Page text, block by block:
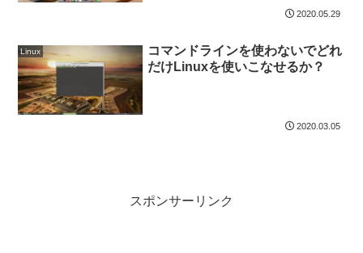
2020.05.29
Linux
コマンドラインを使わないでどれ
だけLinuxを使いこなせるか？
2020.03.05
スポンサーリンク